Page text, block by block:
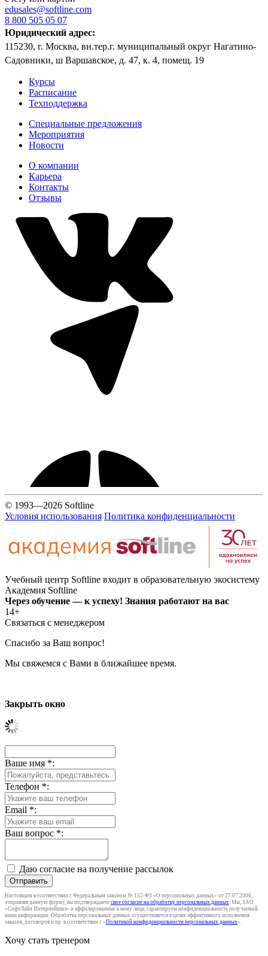
edusales@softline.com
8 800 505 05 07
Юридический адрес:
115230, г. Москва, вн.тер.г. муниципальный округ Нагатино-
Садовники, ш Варшавское, д. 47, к. 4, помещ. 19
Курсы
Расписание
Техподдержка
Специальные предложения
Мероприятия
Новости
О компании
Карьера
Контакты
Отзывы
© 1993—2026 Softline
Условия использования Политика конфиденциальности
Учебный центр Softline входит в образовательную экосистему
Академия Softline
Через обучение — к успеху! Знания работают на вас
14+
Связаться с менеджером
Спасибо за Ваш вопрос!
Мы свяжемся с Вами в ближайшее время.
Закрыть окно
Ваше имя *:
Телефон *:
Email *:
Ваш вопрос *:
Даю согласие на получение рассылок
Отправить
Настоящим в соответствии с Федеральным законом № 152-ФЗ «О персональных данных» от 27.07.2006,
отправляя данную форму, вы подтверждаете свое согласие на обработку персональных данных. Мы, ЗАО
«СофтЛайн Интернейшнл» и аффилированные к нему лица, гарантируем конфиденциальность получаемой
нами информации. Обработка персональных данных осуществляется в целях эффективного исполнения
заказов, договоров и пр. в соответствии с «Политикой конфиденциальности персональных данных».
Хочу стать тренером